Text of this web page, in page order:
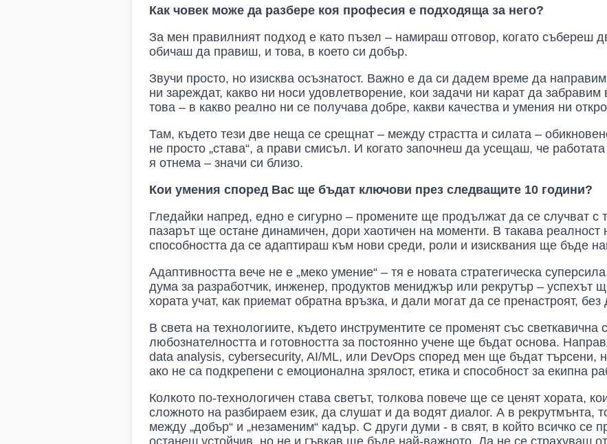
Как човек може да разбере коя професия е подходяща за него?
За мен правилният подход е като пъзел – намираш отговор, когато събереш
обичаш да правиш, и това, в което си добър.
Звучи просто, но изисква осъзнатост. Важно е да си дадем време да
ни зареждат, какво ни носи удовлетворение, кои задачи ни карат да
това – в какво реално ни се получава добре, какви качества и умения ни
Там, където тези две неща се срещнат – между страстта и силата –
не просто „става“, а прави смисъл. И когато започнеш да усещаш, че
я отнема – значи си близо.
Кои умения според Вас ще бъдат ключови през следващите 10 години?
Гледайки напред, едно е сигурно – промените ще продължат да се случват с
пазарът ще остане динамичен, дори хаотичен на моменти. В такава реалност
способността да се адаптираш към нови среди, роли и изисквания ще бъде
Адаптивността вече не е „меко умение“ – тя е новата стратегическа
дума за разработчик, инженер, продуктов мениджър или рекрутър – успехът
хората учат, как приемат обратна връзка, и дали могат да се пренастроят,
В света на технологиите, където инструментите се променят със светкавична
любознателността и готовността за постоянно учене ще бъдат основа.
data analysis, cybersecurity, AI/ML, или DevOps според мен ще бъдат търсени,
ако не са подкрепени с емоционална зрялост, етика и способност за екипна
Колкото по-технологичен става светът, толкова повече ще се ценят хората,
сложното на разбираем език, да слушат и да водят диалог. А в рекрутмънта,
между „добър“ и „незаменим“ кадър. С други думи - в свят, в който всичко се
останеш устойчив, но не и гъвкав ще бъде най-важното. Да не се страхуваш